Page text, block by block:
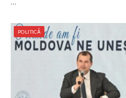
POLITICĂ